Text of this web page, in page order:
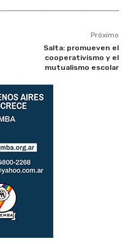
Próximo
Salta: promueven el
cooperativismo y el
mutualismo escolar